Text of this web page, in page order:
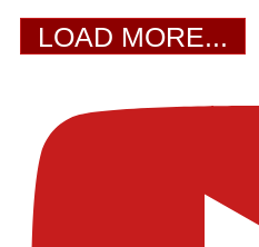
LOAD MORE...